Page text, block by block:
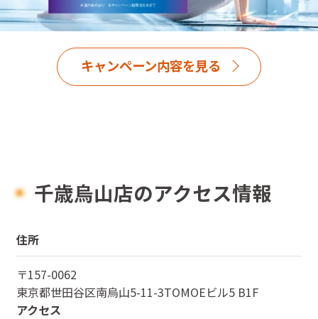
キャンペーン内容を見る
千歳烏山店のアクセス情報
住所
〒157-0062
東京都世田谷区南烏山5-11-3TOMOEビル5 B1F
アクセス